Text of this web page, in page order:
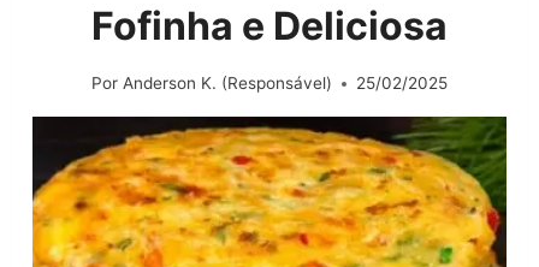
Fofinha e Deliciosa
Por Anderson K. (Responsável) 25/02/2025